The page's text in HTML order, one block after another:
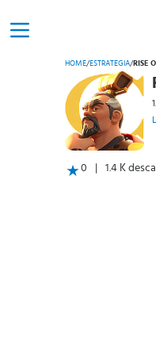
HOME/ESTRATEGIA/
0 1.4 K